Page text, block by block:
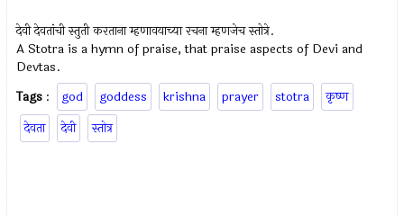
देवी देवतांची स्तुती करताना म्हणावयाच्या रचना म्हणजेच स्तोत्रे.
A Stotra is a hymn of praise, that praise aspects of Devi and
Devtas.
Tags : god goddess krishna prayer stotra
कृष्ण
देवता
देवी स्तोत्र